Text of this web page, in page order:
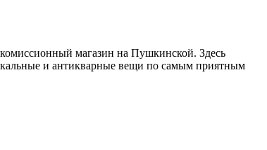
магазин на Пушкинской. Здесь
и антикварные вещи по самым приятным